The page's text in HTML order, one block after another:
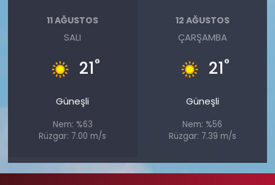
11 AĞUSTOS
SALI
21°
Güneşli
Nem: %63
Rüzgar: 7.00 m/s
12 AĞUSTOS
ÇARŞAMBA
21°
Güneşli
Nem: %56
Rüzgar: 7.39 m/s